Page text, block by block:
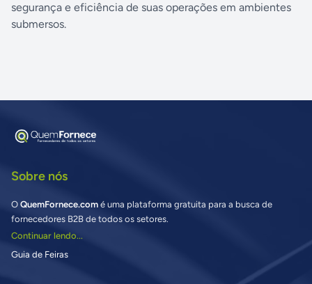
segurança e eficiência de suas operações em ambientes
submersos.
Sobre nós
O QuemFornece.com é uma plataforma gratuita para a busca de
fornecedores B2B de todos os setores.
Continuar lendo...
Guia de Feiras